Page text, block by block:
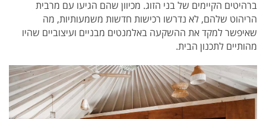
ברהיטים הקיימים של בני הזוג. מכיוון שהם הגיעו עם מרבית
הריהוט שלהם, לא נדרשו רכישות חדשות משמעותיות, מה
שאיפשר למקד את ההשקעה באלמנטים מבניים ועיצוביים שהיו
מהותיים לתכנון הבית.